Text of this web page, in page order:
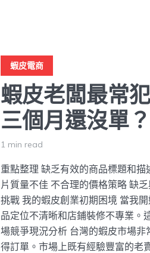
蝦皮電商
蝦皮老闆最常
三個月還沒單
1 min read
重點整理 缺乏有效的商品標題和
片質量不佳 不合理的價格策略 缺
挑戰 我的蝦皮創業初期困境 當我
品定位不清晰和店鋪裝修不專業。
場競爭現況分析 台灣的蝦皮市場
得訂單。市場上既有經驗豐富的老